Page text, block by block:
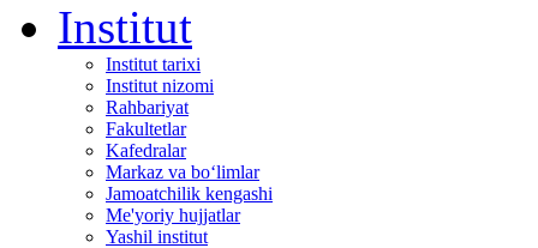
Institut
Institut tarixi
Institut nizomi
Rahbariyat
Fakultetlar
Kafedralar
Markaz va bo‘limlar
Jamoatchilik kengashi
Me'yoriy hujjatlar
Yashil institut